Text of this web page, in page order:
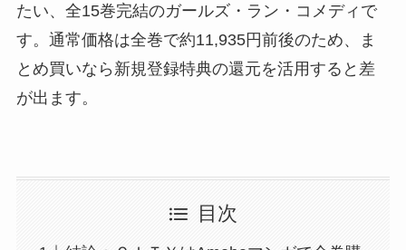
たい、全15巻完結のガールズ・ラン・コメディで
す。通常価格は全巻で約11,935円前後のため、ま
とめ買いなら新規登録特典の還元を活用すると差
が出ます。
目次